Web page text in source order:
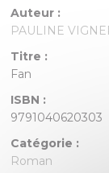
Auteur :
PAULINE
Titre :
Fan
ISBN :
9791040620303
Catégorie :
Roman